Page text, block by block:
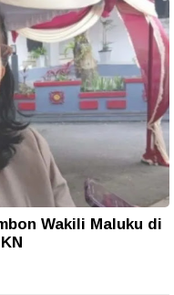
Wakili Maluku di